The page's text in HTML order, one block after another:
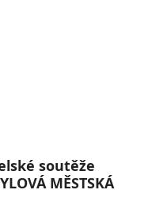
soutěže
MĚSTSKÁ